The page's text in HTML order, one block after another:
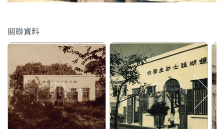
閣
寺
廟
士
教
堂
關聯資料